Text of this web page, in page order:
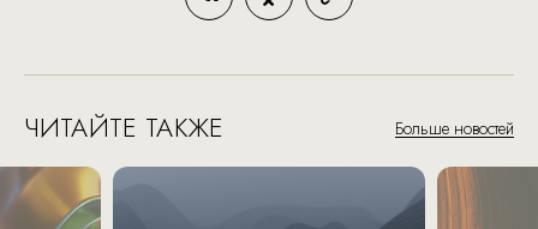
ЧИТАЙТЕ ТАКЖЕ Больше новостей